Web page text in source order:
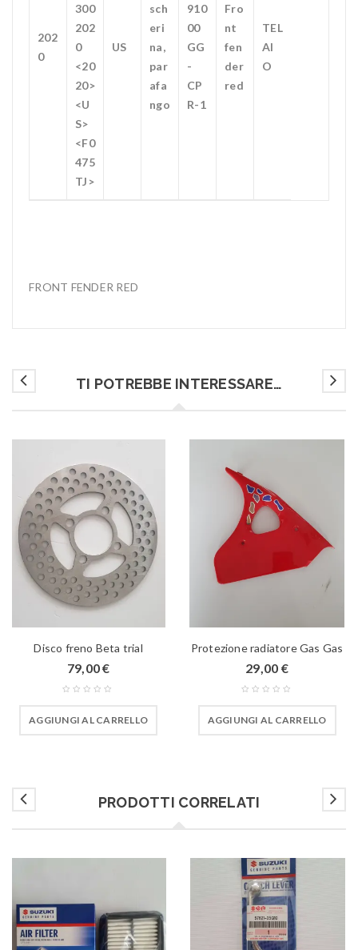
202
0
300
202
0
<20
20>
<U
S>
<F0
475
TJ>
US
sch
eri
na,
par
afa
ngo
910
00
GG
-
CP
R-1
Fro
nt
fen
der
red
TEL
AI
O
FRONT FENDER RED
TI POTREBBE INTERESSARE…
Disco freno Beta trial
79,00€
AGGIUNGI AL CARRELLO
Protezione radiatore Gas Gas
29,00 €
AGGIUNGI AL CARRELLO
PRODOTTI CORRELATI